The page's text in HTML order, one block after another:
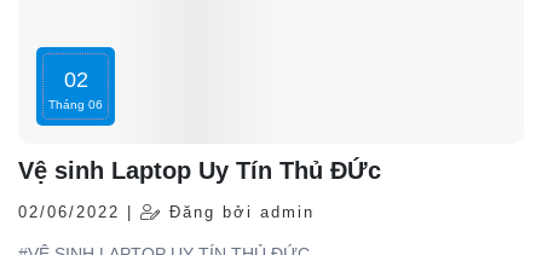
02
Tháng 06
Vệ sinh Laptop Uy Tín Thủ ĐỨc
02/06/2022 | Đăng bởi admin